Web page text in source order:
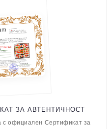
ЗА АВТЕНТИЧНОСТ
с официален Сертификат за